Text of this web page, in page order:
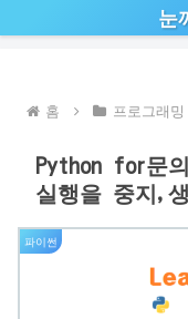
눈
홈 프로그래
Python for문
실행을 중지,
파이썬